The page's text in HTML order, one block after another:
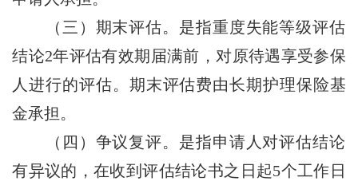
（三）期末评估。是指重度失能等级评估
结论2年评估有效期届满前，对原待遇享受参保
人进行的评估。期末评估费由长期护理保险基
金承担。
（四）争议复评。是指申请人对评估结论
有异议的，在收到评估结论书之日起5个工作日